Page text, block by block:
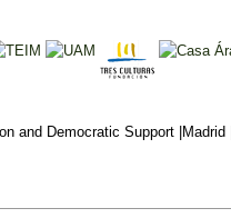
and Democratic Support |Madrid |